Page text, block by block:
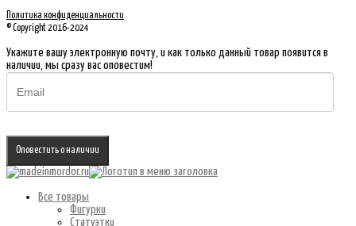
Политика конфиденциальности
© Copyright 2016-2024
Укажите вашу электронную почту, и как только данный товар появится в
наличии, мы сразу вас оповестим!
Оповестить о наличии
Все товары
Фигурки
Статуэтки